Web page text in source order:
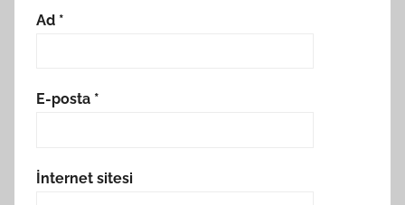
Ad *
E-posta *
İnternet sitesi